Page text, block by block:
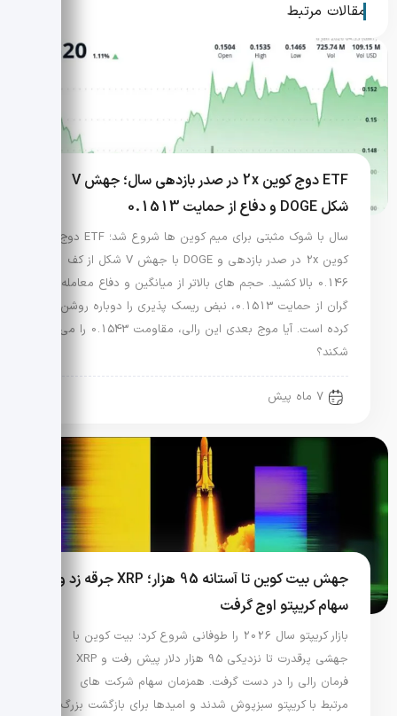
مقالات مرتبط
ETF دوج کوین 2x در صدر بازدهی سال؛ جهش V
شکل DOGE و دفاع از حمایت 0.1513
سال با شوک مثبتی برای میم کوین ها شروع شد؛ ETF دوج
کوین 2x در صدر بازدهی و DOGE با جهش V شکل از کف
0.146 بالا کشید. حجم های بالاتر از میانگین و دفاع معامله
گران از حمایت 0.1513، نبض ریسک پذیری را دوباره روشن
کرده است. آیا موج بعدی این رالی، مقاومت 0.1543 را می
شکند؟
7 ماه پیش
جهش بیت کوین تا آستانه 95 هزار؛ XRP جرقه زد و
سهام کریپتو اوج گرفت
بازار کریپتو سال 2026 را طوفانی شروع کرد؛ بیت کوین با
جهشی پرقدرت تا نزدیکی 95 هزار دلار پیش رفت و XRP
فرمان رالی را در دست گرفت. همزمان سهام شرکت های
مرتبط با کریپتو سبزپوش شدند و امیدها برای بازگشت بزرگ